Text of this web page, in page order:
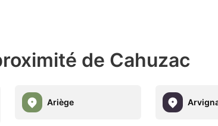
de Cahuzac
Ariège